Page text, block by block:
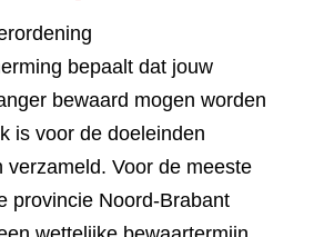
bepaalt dat jouw
bewaard mogen worden
is voor de doeleinden
verzameld. Voor de meeste
provincie Noord-Brabant